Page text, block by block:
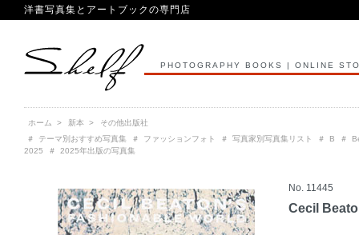
洋書写真集とアートブックの専門店
PHOTOGRAPHY BOOKS | ONLINE
ホーム > 新本 >
その他出版社
＃
テーマ別おすすめ写真集＃ ファッションフォト ＃ 写真家別写真集リスト ＃ B ＃
2025 ＃ 2025年出版の写真集
No. 11445
Cecil